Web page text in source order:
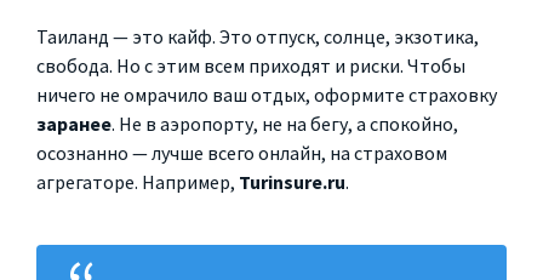
Таиланд — это кайф. Это отпуск, солнце, экзотика,
свобода. Но с этим всем приходят и риски. Чтобы
ничего не омрачило ваш отдых, оформите страховку
заранее. Не в аэропорту, не на бегу, а спокойно,
осознанно — лучше всего онлайн, на страховом
агрегаторе. Например, Turinsure.ru.